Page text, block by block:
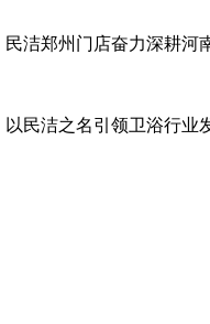
洁郑州门店奋力深耕
民洁之名引领卫浴行